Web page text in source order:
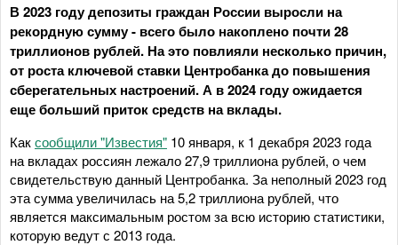
В 2023 году депозиты граждан России выросли на
рекордную сумму - всего было накоплено почти 28
триллионов рублей. На это повлияли несколько причин,
от роста ключевой ставки Центробанка до повышения
сберегательных настроений. А в 2024 году ожидается
еще больший приток средств на вклады.
Каксообщили "Известия" 10 января, к 1 декабря 2023 года
на вкладах россиян лежало 27,9 триллиона рублей, о чем
свидетельствую данный Центробанка. За неполный 2023 год
эта сумма увеличилась на 5,2 триллиона рублей, что
является максимальным ростом за всю историю статистики,
которую ведут с 2013 года.